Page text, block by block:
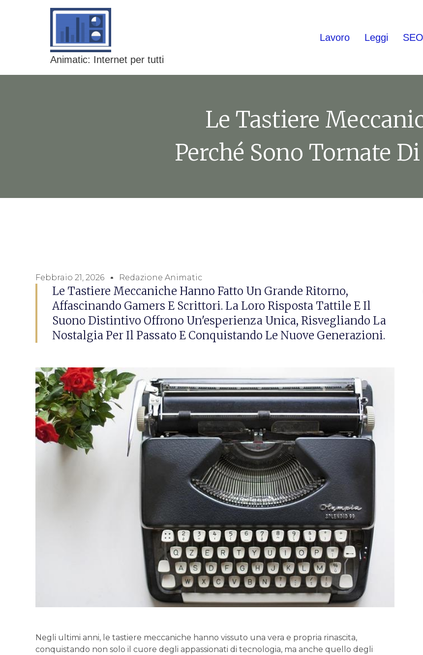
Animatic: Internet per tutti
Lavoro Leggi SEO
Le Tastiere
Perché Sono Tornate
Febbraio 21, 2026 Redazione Animatic
Le Tastiere Meccaniche Hanno Fatto Un Grande Ritorno,
Affascinando Gamers E Scrittori. La Loro Risposta Tattile E Il
Suono Distintivo Offrono Un'esperienza Unica, Risvegliando La
Nostalgia Per Il Passato E Conquistando Le Nuove Generazioni.
Negli ultimi anni,‌ le ⁤tastiere ‍meccaniche hanno vissuto una vera​ e⁢ propria rinascita,‌
conquistando non ‌solo il‌ cuore degli ‌appassionati di tecnologia, ma anche quello degli